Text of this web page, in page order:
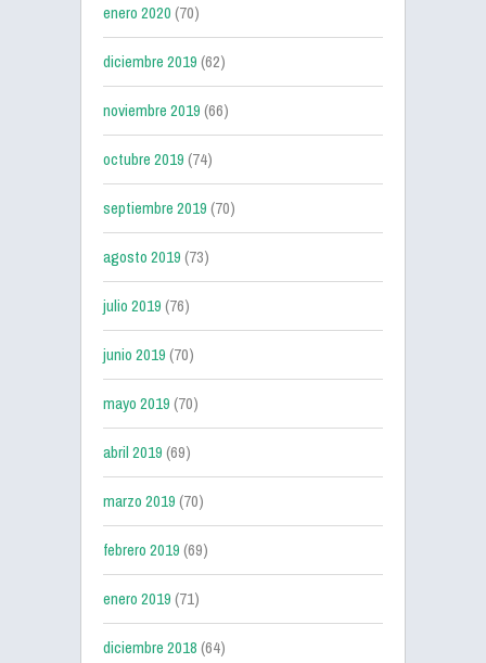
enero 2020(70)
diciembre 2019(62)
noviembre 2019(66)
octubre 2019(74)
septiembre 2019(70)
agosto 2019(73)
julio 2019(76)
junio 2019(70)
mayo 2019(70)
abril 2019(69)
marzo 2019(70)
febrero 2019(69)
enero 2019(71)
diciembre 2018(64)